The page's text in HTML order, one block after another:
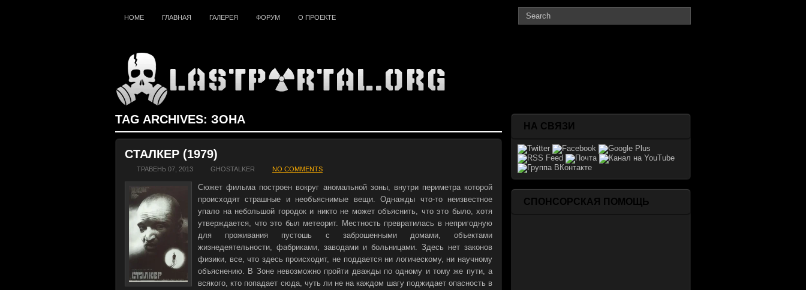
HOME ГЛАВНАЯ ГАЛЕРЕЯ ФОРУМ О ПРОЕКТЕ
TAG ARCHIVES: ЗОНА
СТАЛКЕР (1979)
ТРАВЕНЬ 07, 2013 GHOSTALKER NO COMMENTS
Сюжет фильма построен вокруг аномальной зоны, внутри периметра которой
происходят страшные и необъяснимые вещи. Однажды что-то неизвестное
упало на небольшой городок и никто не может объяснить, что это было, хотя
утверждается, что это был метеорит. Местность превратилась в непригодную
для проживания пустошь с заброшенными домами, объектами
жизнедеятельности, фабриками, заводами и больницами. Здесь нет законов
физики, все, что здесь происходит, не поддается ни логическому, ни научному
объяснению. В Зоне невозможно пройти дважды по одному и тому же пути, а
всякого, кто попадает сюда, чуть ли не на каждом шагу поджидает опасность в
НА СВЯЗИ
СПОНСОРСКАЯ ПОМОЩЬ